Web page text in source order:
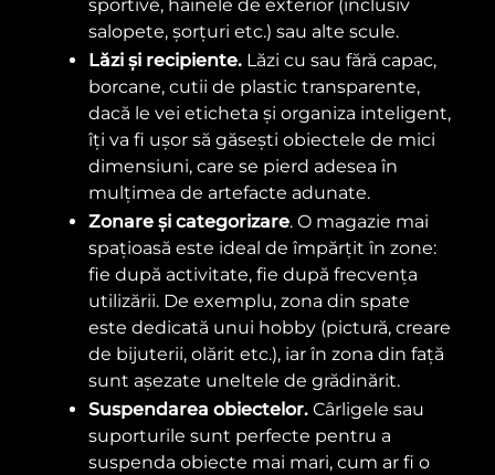
sportive, hainele de exterior (inclusiv
salopete, șorțuri etc.) sau alte scule.
Lăzi și recipiente. Lăzi cu sau fără capac,
borcane, cutii de plastic transparente,
dacă le vei eticheta și organiza inteligent,
îți va fi ușor să găsești obiectele de mici
dimensiuni, care se pierd adesea în
mulțimea de artefacte adunate.
Zonare și categorizare. O magazie mai
spațioasă este ideal de împărțit în zone:
fie după activitate, fie după frecvența
utilizării. De exemplu, zona din spate
este dedicată unui hobby (pictură, creare
de bijuterii, olărit etc.), iar în zona din față
sunt așezate uneltele de grădinărit.
Suspendarea obiectelor. Cârligele sau
suporturile sunt perfecte pentru a
suspenda obiecte mai mari, cum ar fi o